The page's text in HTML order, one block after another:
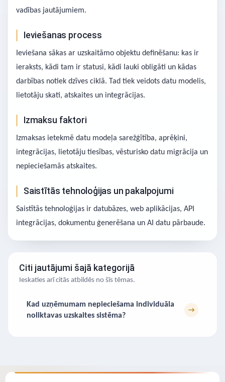
vadības jautājumiem.
Ieviešanas process
Ieviešana sākas ar uzskaitāmo objektu definēšanu: kas ir
ieraksts, kādi tam ir statusi, kādi lauki obligāti un kādas
darbības notiek dzīves ciklā. Tad tiek veidots datu modelis,
lietotāju skati, atskaites un integrācijas.
Izmaksu faktori
Izmaksas ietekmē datu modeļa sarežģītība, aprēķini,
integrācijas, lietotāju tiesības, vēsturisko datu migrācija un
nepieciešamās atskaites.
Saistītās tehnoloģijas un pakalpojumi
Saistītās tehnoloģijas ir datubāzes, web aplikācijas, API
integrācijas, dokumentu ģenerēšana un AI datu pārbaude.
Citi jautājumi šajā kategorijā
Ieskaties arī citās atbildēs no šīs tēmas.
Kad uzņēmumam nepieciešama individuāla
noliktavas uzskaites sistēma?
→